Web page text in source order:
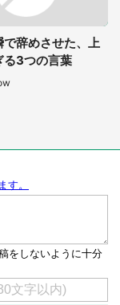
で辞めさせた、上
る3つの言葉